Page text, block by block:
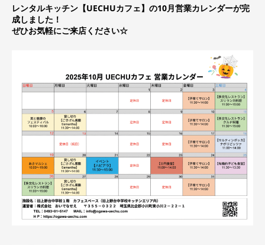
レンタルキッチン【UECHUカフェ】の10月営業カレンダーが完
成しました！
ぜひお気軽にご来店ください☆